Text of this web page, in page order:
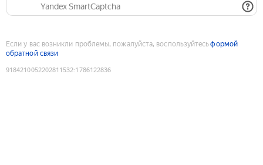
Yandex SmartCaptcha
Если у вас возникли проблемы, пожалуйста, воспользуйтесьформой
обратной связи
9184210052202811532:1786122836